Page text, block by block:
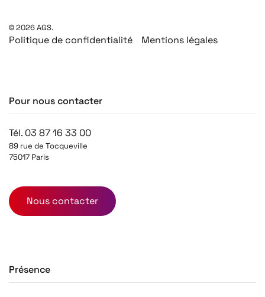
©2026AGS.
Politique de confidentialité Mentions légales
Pour nous contacter
Tél. 03 87 16 33 00
89 rue de Tocqueville
75017 Paris
Nous contacter
Présence